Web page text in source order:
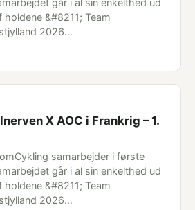
går i al sin enkelthed ud
&#8211; Team
2026…
X AOC i Frankrig – 1.
samarbejder i første
går i al sin enkelthed ud
&#8211; Team
2026…